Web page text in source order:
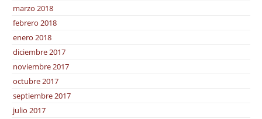
marzo 2018
febrero 2018
enero 2018
diciembre 2017
noviembre 2017
octubre 2017
septiembre 2017
julio 2017